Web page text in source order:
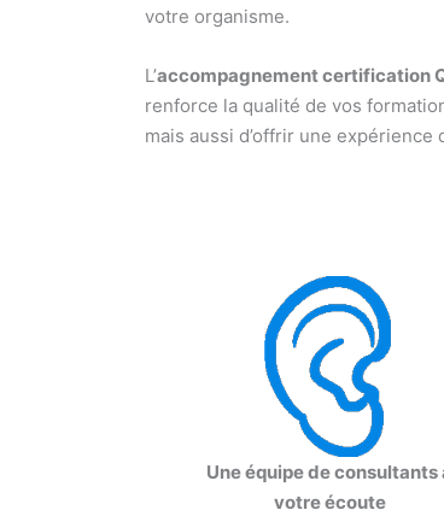
votre organisme.
L’accompagnement certification
renforce la qualité de vos
mais aussi d’offrir une
Une équipe de consultants
votre écoute